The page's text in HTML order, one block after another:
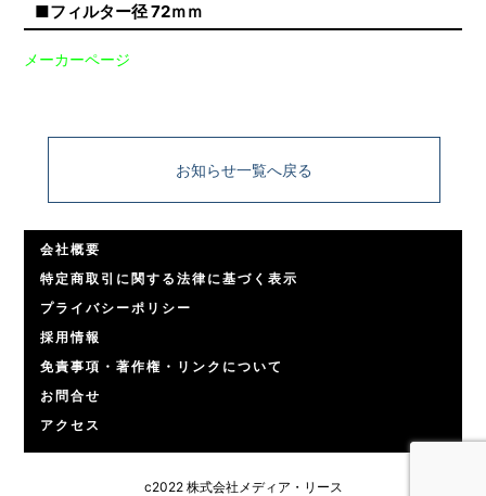
■フィルター径 72ｍｍ
メーカーページ
お知らせ一覧へ戻る
会社概要
特定商取引に関する法律に基づく表示
プライバシーポリシー
採用情報
免責事項・著作権・リンクについて
お問合せ
アクセス
c2022 株式会社メディア・リース